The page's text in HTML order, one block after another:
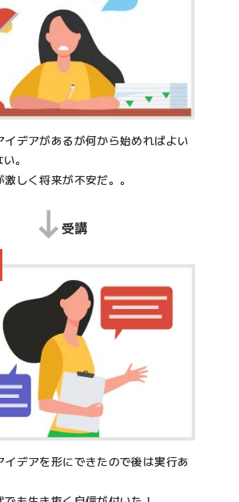
イデアがあるが何から始めればよい
。
しく将来が不安だ。。
受講
イデアを形にできたので後は実行あ